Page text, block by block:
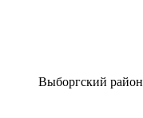
Выборгский район